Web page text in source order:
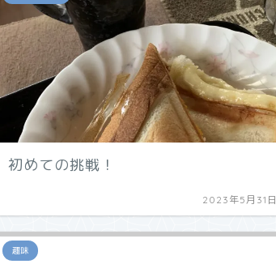
初めての挑戦！
2023年5月31日
趣味